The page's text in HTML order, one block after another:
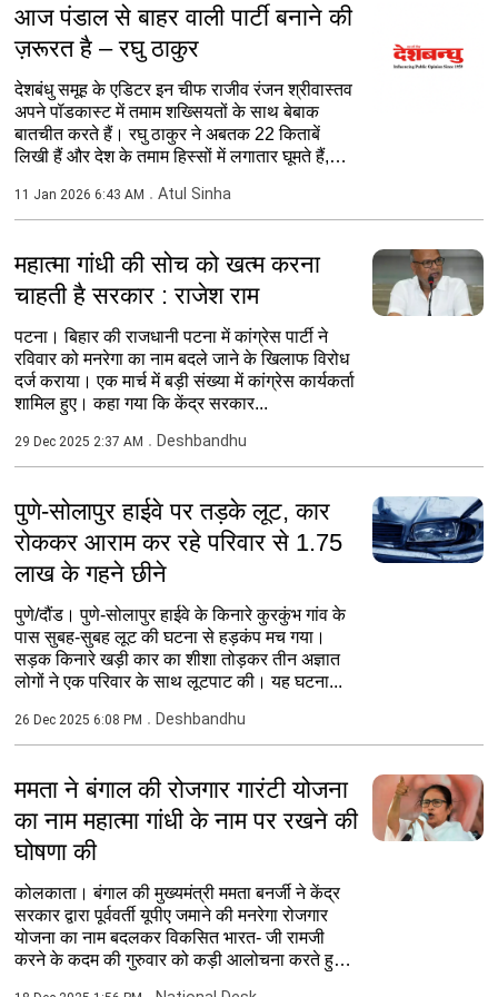
आज पंडाल से बाहर वाली पार्टी बनाने की
ज़रूरत है – रघु ठाकुर
देशबंधु समूह के एडिटर इन चीफ राजीव रंजन श्रीवास्तव
अपने पॉडकास्ट में तमाम शख्सियतों के साथ बेबाक
बातचीत करते हैं। रघु ठाकुर ने अबतक 22 किताबें
लिखी हैं और देश के तमाम हिस्सों में लगातार घूमते हैं,
11 Jan 2026 6:43 AM Atul Sinha
महात्मा गांधी की सोच को खत्म करना
चाहती है सरकार : राजेश राम
पटना। बिहार की राजधानी पटना में कांग्रेस पार्टी ने
रविवार को मनरेगा का नाम बदले जाने के खिलाफ विरोध
दर्ज कराया। एक मार्च में बड़ी संख्या में कांग्रेस कार्यकर्ता
शामिल हुए। कहा गया कि केंद्र सरकार...
29 Dec 2025 2:37 AM Deshbandhu
पुणे-सोलापुर हाईवे पर तड़के लूट, कार
रोककर आराम कर रहे परिवार से 1.75
लाख के गहने छीने
पुणे/दौंड। पुणे-सोलापुर हाईवे के किनारे कुरकुंभ गांव के
पास सुबह-सुबह लूट की घटना से हड़कंप मच गया।
सड़क किनारे खड़ी कार का शीशा तोड़कर तीन अज्ञात
लोगों ने एक परिवार के साथ लूटपाट की। यह घटना...
26 Dec 2025 6:08 PM Deshbandhu
ममता ने बंगाल की रोजगार गारंटी योजना
का नाम महात्मा गांधी के नाम पर रखने की
घोषणा की
कोलकाता। बंगाल की मुख्यमंत्री ममता बनर्जी ने केंद्र
सरकार द्वारा पूर्ववर्ती यूपीए जमाने की मनरेगा रोजगार
योजना का नाम बदलकर विकसित भारत- जी रामजी
करने के कदम की गुरुवार को कड़ी आलोचना करते हुए